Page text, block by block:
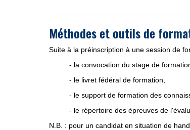
Méthodes et outils de
Suite à la préinscription à une session de
- la convocation du stage de
- le livret fédéral de formation,
- le support de formation des
- le répertoire des épreuves de
N.B. : pour un candidat en situation de